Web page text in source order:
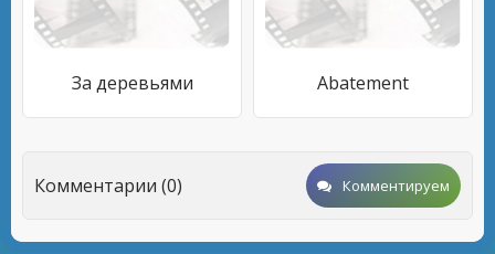
За деревьями Abatement
Комментарии (0) Комментируем